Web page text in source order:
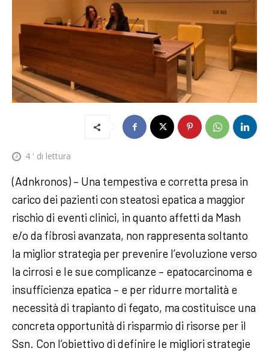
4 ' di lettura
(Adnkronos) – Una tempestiva e corretta presa in
carico dei pazienti con steatosi epatica a maggior
rischio di eventi clinici, in quanto affetti da Mash
e/o da fibrosi avanzata, non rappresenta soltanto
la miglior strategia per prevenire l’evoluzione verso
la cirrosi e le sue complicanze – epatocarcinoma e
insufficienza epatica – e per ridurre mortalità e
necessità di trapianto di fegato, ma costituisce una
concreta opportunità di risparmio di risorse per il
Ssn. Con l’obiettivo di definire le migliori strategie